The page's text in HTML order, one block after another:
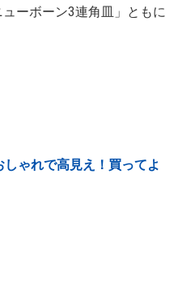
ューボーン3連角皿」ともに
しゃれで高見え！買ってよ